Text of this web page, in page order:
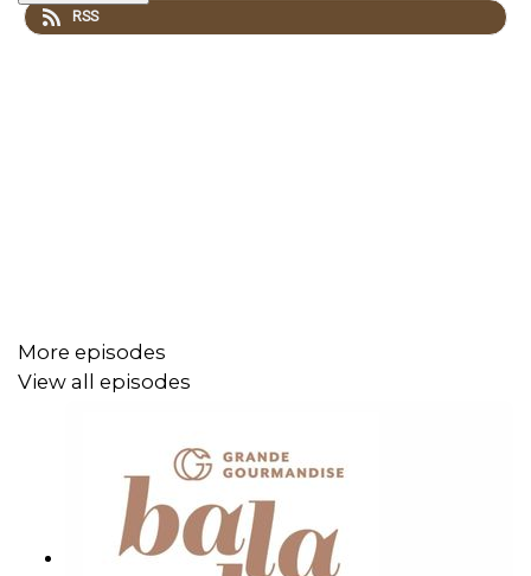
RSS
More episodes
View all episodes